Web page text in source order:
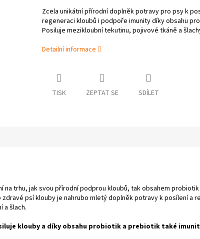
Zcela unikátní přírodní doplněk potravy pro psy k
regeneraci kloubů i podpoře imunity díky obsahu
Posiluje mezikloubní tekutinu, pojivové tkáně a
Detailní informace
TISK ZEPTAT SE SDÍLET
na trhu, jak svou přírodní podprou kloubů, tak obsahem
psí klouby je nahrubo mletý doplněk potravy k posílení a
a šlach.
klouby a díky obsahu probiotik a prebiotik také